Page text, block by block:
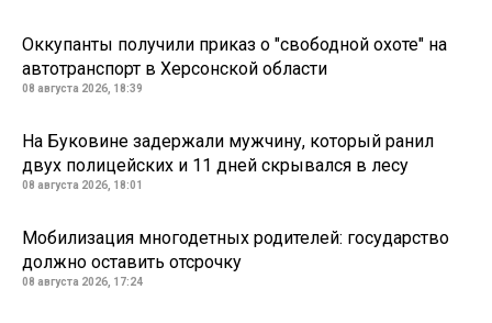
Оккупанты получили приказ о "свободной охоте" на
автотранспорт в Херсонской области
08 августа 2026, 18:39
На Буковине задержали мужчину, который ранил
двух полицейских и 11 дней скрывался в лесу
08 августа 2026, 18:01
Мобилизация многодетных родителей: государство
должно оставить отсрочку
08 августа 2026, 17:24